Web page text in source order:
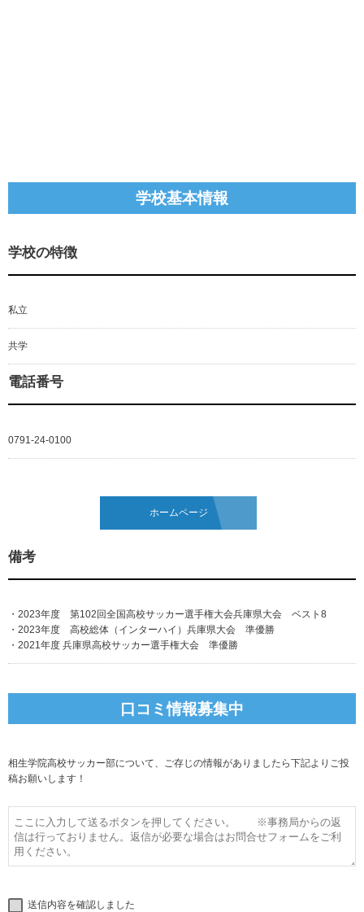
学校基本情報
学校の特徴
私立
共学
電話番号
0791-24-0100
ホームページ
備考
・2023年度 第102回全国高校サッカー選手権大会兵庫県大会 ベスト8
・2023年度 高校総体（インターハイ）兵庫県大会 準優勝
・2021年度 兵庫県高校サッカー選手権大会 準優勝
口コミ情報募集中
相生学院高校サッカー部について、ご存じの情報がありましたら下記よりご投
稿お願いします！
送信内容を確認しました